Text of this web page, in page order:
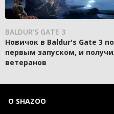
BALDUR'S GATE 3
Новичок в Baldur's Gate 3
первым запуском, и
ветеранов
О SHAZOO